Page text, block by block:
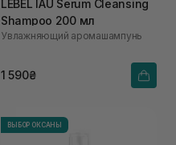
LEBEL IAU Serum Cleansing
Shampoo 200 мл
Увлажняющий аромашампунь
1 590₴
ВЫБОР ОКСАНЫ